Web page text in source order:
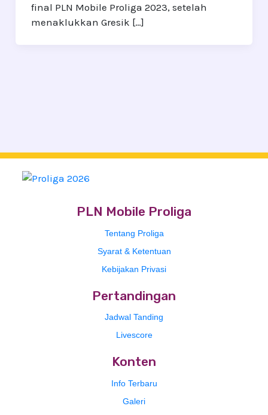
final PLN Mobile Proliga 2023, setelah
menaklukkan Gresik […]
PLN Mobile Proliga
Tentang Proliga
Syarat & Ketentuan
Kebijakan Privasi
Pertandingan
Jadwal Tanding
Livescore
Konten
Info Terbaru
Galeri